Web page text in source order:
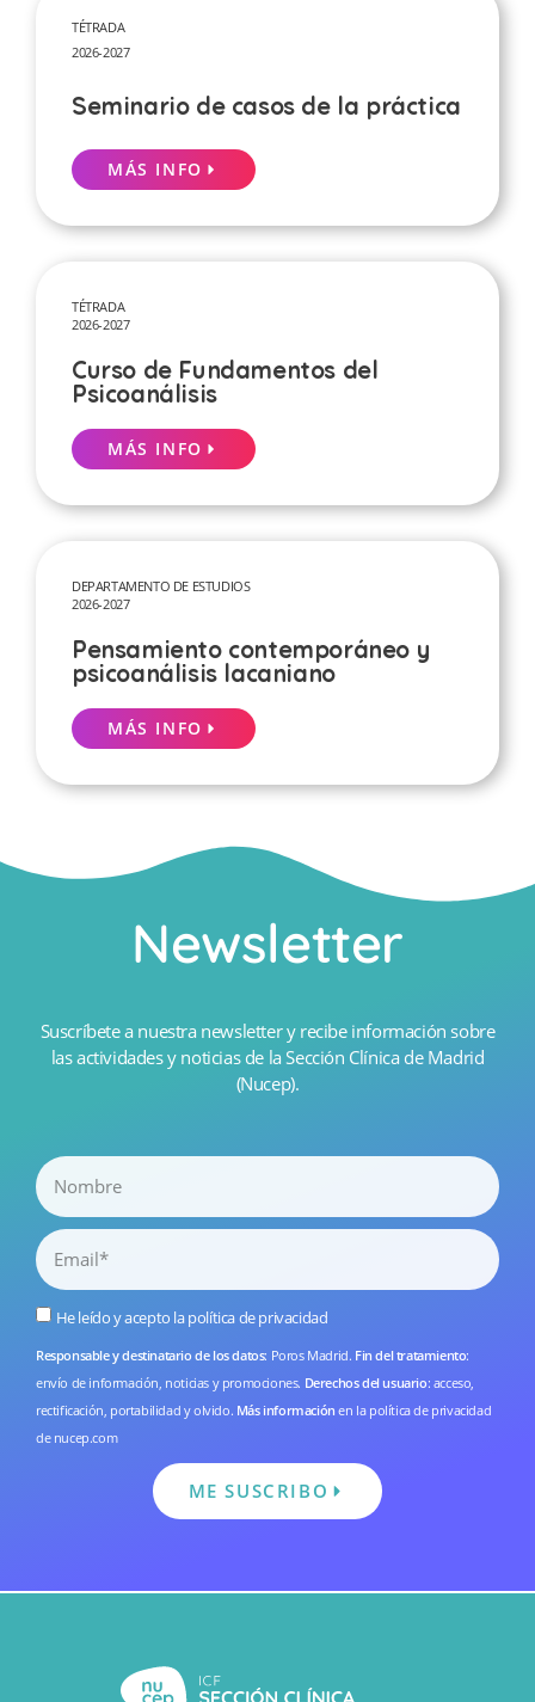
TÉTRADA
2026-2027
Seminario de casos de la práctica
MÁS INFO
TÉTRADA
2026-2027
Curso de Fundamentos del
Psicoanálisis
MÁS INFO
DEPARTAMENTO DE ESTUDIOS
2026-2027
Pensamiento contemporáneo y
psicoanálisis lacaniano
MÁS INFO
Newsletter
Suscríbete a nuestra newsletter y recibe información sobre
las actividades y noticias de la Sección Clínica de Madrid
(Nucep).
He leído y acepto lapolítica de privacidad
Responsable y destinatario de los datos: Poros Madrid. Fin del tratamiento:
envío de información, noticias y promociones. Derechos del usuario: acceso,
rectificación, portabilidad y olvido. Más información en la política de privacidad
de nucep.com
ME SUSCRIBO